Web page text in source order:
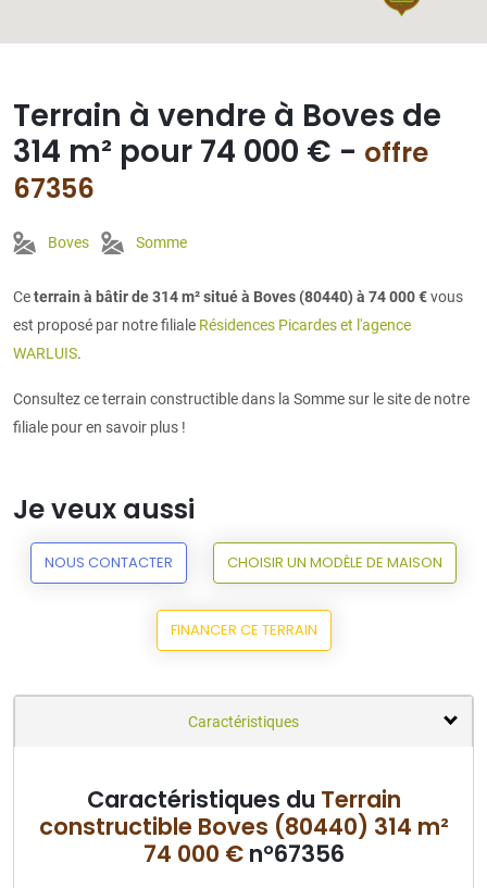
Terrain à vendre à Boves de
314 m² pour 74 000 € - offre
67356
Boves Somme
Ceterrain à bâtir de 314 m² situé à Boves (80440) à 74 000 €vous
est proposé par notre filiale Résidences Picardes et l'agence
WARLUIS.
Consultez ce terrain constructible dans la Somme sur le site de notre
filiale pour en savoir plus !
Je veux aussi
NOUS CONTACTER CHOISIR UN MODÈLE DE MAISON
FINANCER CE TERRAIN
Caractéristiques
Caractéristiques du Terrain
constructible Boves (80440) 314 m²
74 000 €n°67356